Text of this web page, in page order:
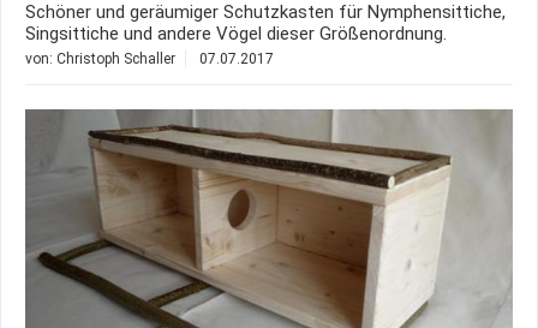
Schöner und geräumiger Schutzkasten für Nymphensittiche,
Singsittiche und andere Vögel dieser Größenordnung.
von: Christoph Schaller 07.07.2017